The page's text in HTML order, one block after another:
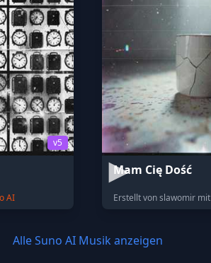
v5
AI
Mam Cię Dość
Erstellt von slawomir mit
Alle Suno AI Musik anzeigen